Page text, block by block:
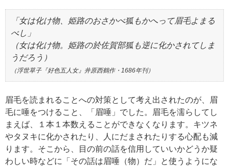
「女は化け物、姫路のおさかべ狐もかへって眉毛よまる
べし」
（女は化け物。姫路の於佐賀部狐も逆に化かされてしま
うだろう）
（浮世草子『好色五人女』井原西鶴作・1686年刊）
眉毛を読まれることへの対策として考え出されたのが、眉
毛に唾をつけること、「眉唾」でした。眉毛を濡らしてし
まえば、１本１本数えることができなくなります。キツネ
やタヌキに化かされたり、人にだまされたりする心配も減
ります。そこから、目の前の話を信用していいかどうか疑
わしい時などに「その話は眉唾（物）だ」と使うようにな